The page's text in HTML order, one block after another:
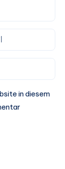
in diesem